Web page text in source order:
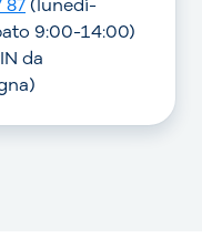
87(lunedì-
9:00-14:00)
da